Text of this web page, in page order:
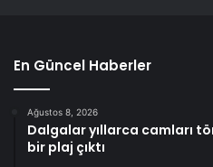
En Güncel Haberler
Ağustos 8, 2026
Dalgalar yıllarca camları
bir plaj çıktı